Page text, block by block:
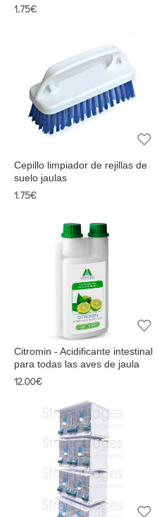
1.75€
Cepillo limpiador de rejillas de
suelo jaulas
1.75€
Citromin - Acidificante intestinal
para todas las aves de jaula
12.00€